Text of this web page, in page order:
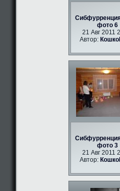
фото 6
21 Авг 2011
Автор:
фото 3
21 Авг 2011
Автор: